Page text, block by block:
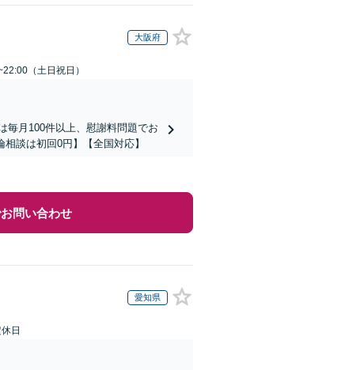
大阪府
（土日祝日）
毎月100件以上、慰謝料問題でお
談は初回0円】【全国対応】
問い合わせ
愛知県
日